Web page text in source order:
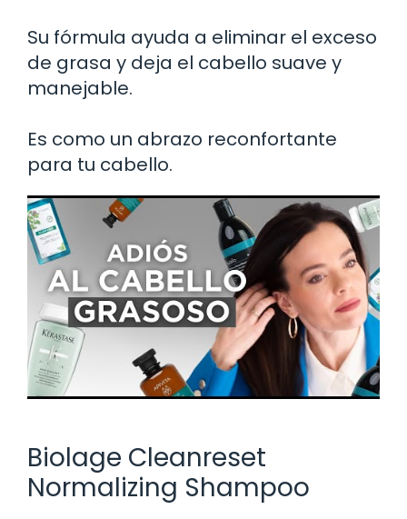
Su fórmula ayuda a eliminar el exceso
de grasa y deja el cabello suave y
manejable.
Es como un abrazo reconfortante
para tu cabello.
Biolage Cleanreset
Normalizing Shampoo